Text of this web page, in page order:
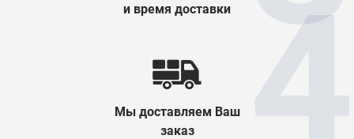
и время доставки
Мы доставляем Ваш
заказ